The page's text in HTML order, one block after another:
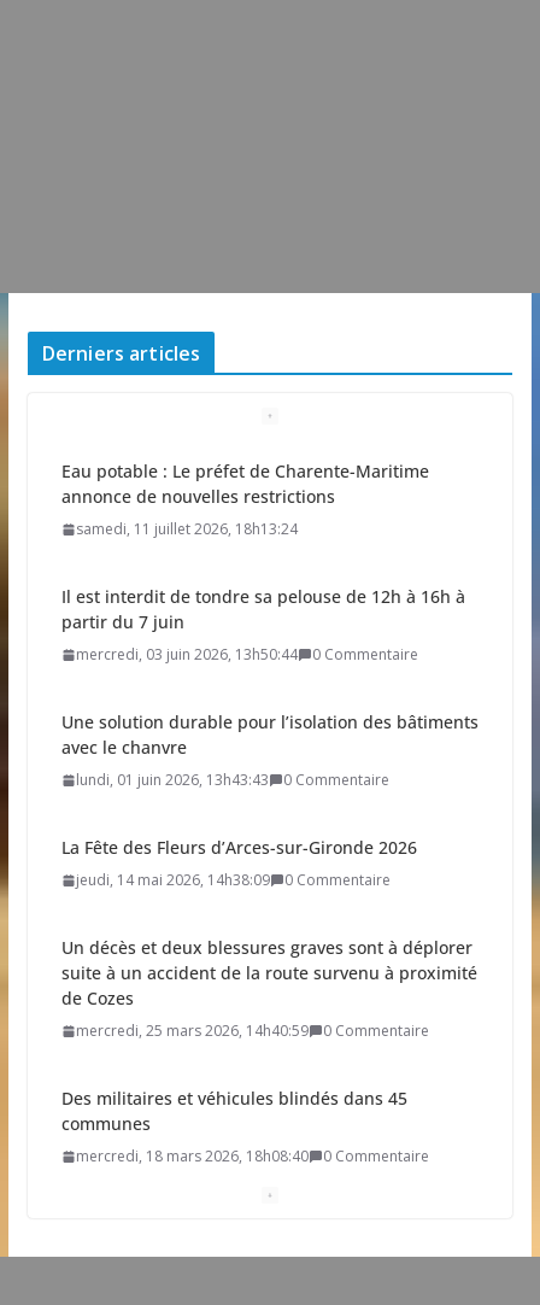
Derniers articles
Eau potable : Le préfet de Charente-Maritime
annonce de nouvelles restrictions
samedi, 11 juillet 2026, 18h13:24
Il est interdit de tondre sa pelouse de 12h à 16h à
partir du 7 juin
mercredi, 03 juin 2026, 13h50:44 0 Commentaire
Une solution durable pour l’isolation des bâtiments
avec le chanvre
lundi, 01 juin 2026, 13h43:43 0 Commentaire
La Fête des Fleurs d’Arces-sur-Gironde 2026
jeudi, 14 mai 2026, 14h38:09 0 Commentaire
Un décès et deux blessures graves sont à déplorer
suite à un accident de la route survenu à proximité
de Cozes
mercredi, 25 mars 2026, 14h40:59 0 Commentaire
Des militaires et véhicules blindés dans 45
communes
mercredi, 18 mars 2026, 18h08:40 0 Commentaire
dimanche, 15 mars 2026, 21h19:34 0 Commentaire